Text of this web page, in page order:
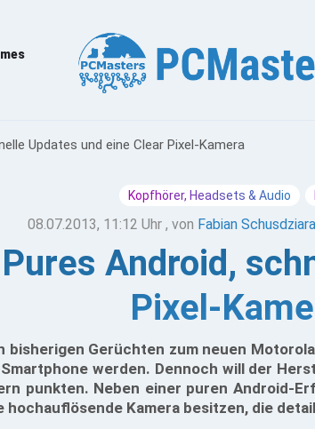
Updates und eine Clear Pixel-Kamera
Kopfhörer, Headsets & Audio
08.07.2013, 11:12 Uhr , von Fabian Schusdziara
Android,
Pixel-
bisherigen Gerüchten zum neuen
werden. Dennoch will der
punkten. Neben einer puren Android-
hochauflösende Kamera besitzen, die